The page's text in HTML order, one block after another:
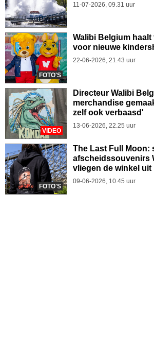
11-07-2026, 09.31 uur
FOTO'S
Walibi Belgium
voor nieuwe
22-06-2026, 21.43 uur
VIDEO
Directeur Walibi
merchandise
zelf ook verbaasd'
13-06-2026, 22.25 uur
FOTO'S
The Last Full Moon:
afscheidssouvenirs
vliegen de winkel uit
09-06-2026, 10.45 uur